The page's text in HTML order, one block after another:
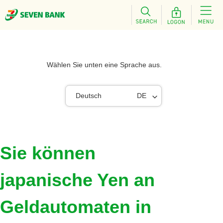
Wählen Sie unten eine Sprache aus.
Deutsch DE
Sie können
japanische Yen an
Geldautomaten in